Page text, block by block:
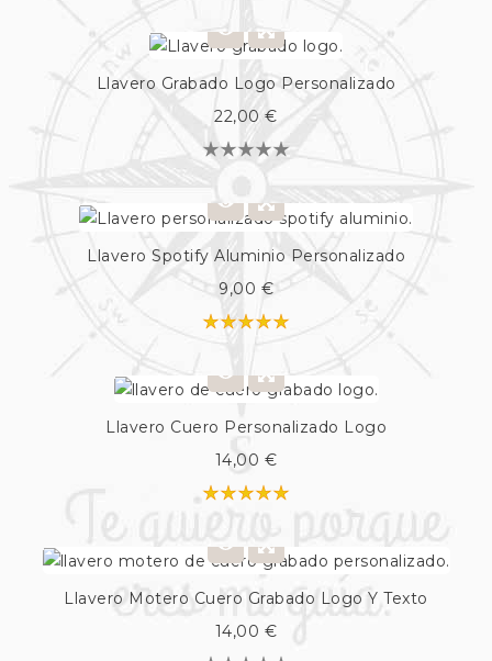
Llavero Grabado Logo Personalizado
22,00 €
Llavero Spotify Aluminio Personalizado
9,00 €
Llavero Cuero Personalizado Logo
14,00 €
Llavero Motero Cuero Grabado Logo Y Texto
14,00 €